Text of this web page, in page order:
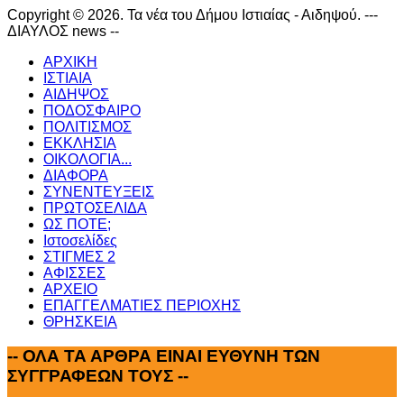
Copyright © 2026. Τα νέα του Δήμου Ιστιαίας - Αιδηψού. ---
ΔΙΑΥΛΟΣ news --
ΑΡΧΙΚΗ
ΙΣΤΙΑΙΑ
ΑΙΔΗΨΟΣ
ΠΟΔΟΣΦΑΙΡΟ
ΠΟΛΙΤΙΣΜΟΣ
ΕΚΚΛΗΣΙΑ
ΟΙΚΟΛΟΓΙΑ...
ΔΙΑΦΟΡΑ
ΣΥΝΕΝΤΕΥΞΕΙΣ
ΠΡΩΤΟΣΕΛΙΔΑ
ΩΣ ΠΟΤΕ;
Ιστοσελίδες
ΣΤΙΓΜΕΣ 2
ΑΦΙΣΣΕΣ
ΑΡΧΕΙΟ
ΕΠΑΓΓΕΛΜΑΤΙΕΣ ΠΕΡΙΟΧΗΣ
ΘΡΗΣΚΕΙΑ
-- ΟΛΑ ΤΑ ΑΡΘΡΑ ΕΙΝΑΙ ΕΥΘΥΝΗ ΤΩΝ
ΣΥΓΓΡΑΦΕΩΝ ΤΟΥΣ --